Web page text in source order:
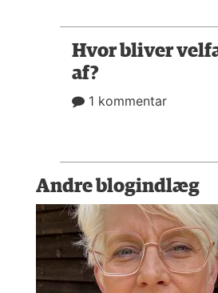
Hvor bliver
af?
1 kommentar
Andre blogindlæg